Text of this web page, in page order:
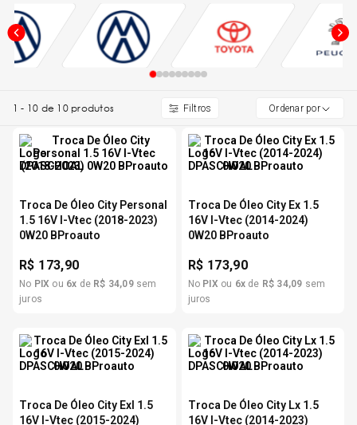
1 - 10 de 10produtos Ordenar por
Troca De Óleo City Personal
1.5 16V I-Vtec (2018-2023)
0W20 BProauto
R$ 173,90
No PIX ou 6x de R$ 34,09sem
juros
Troca De Óleo City Ex 1.5
16V I-Vtec (2014-2024)
0W20 BProauto
R$ 173,90
No PIX ou 6xde R$ 34,09 sem
juros
Troca De Óleo City Exl 1.5
16V I-Vtec (2015-2024)
Troca De Óleo City Lx 1.5
16V I-Vtec (2014-2023)
Kit 4 Pneu Xbri Aro 13
8º 185 60r15
9º 205 55r16
10º Pneu